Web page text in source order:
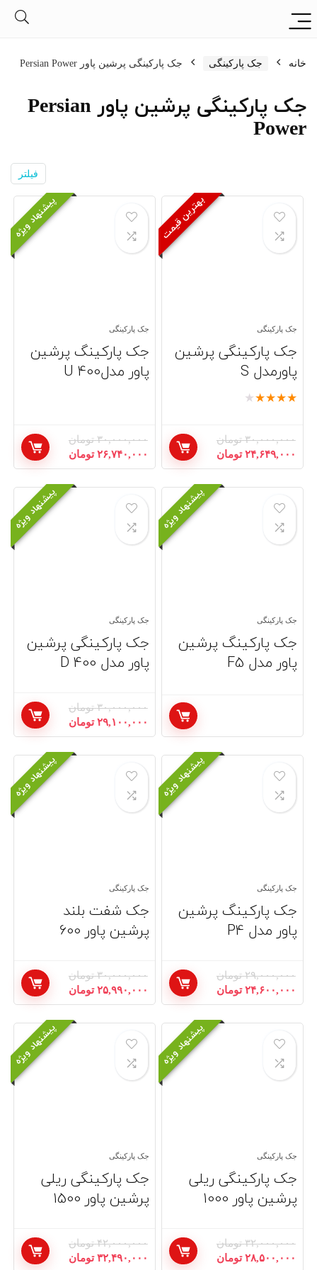
خانه جک پارکینگی جک پارکینگی پرشین پاور Persian Power
جک پارکینگی پرشین پاور Persian
Power
فیلتر
بهترین قیمت
جک پارکینگی
جک پارکینگی پرشین
پاورمدل S
★
★
★
★
★
۳۰,۰۰۰,۰۰۰ تومان
قیمت
اصلی:
۳۰,۰۰۰,۰۰۰ تومان
۲۴,۶۴۹,۰۰۰ تومان قیمت
فعلی:
۲۴,۶۴۹,۰۰۰ تومان.
پیشنهاد ویژه
جک پارکینگی
جک پارکینگ پرشین
پاور مدل400 U
۳۰,۰۰۰,۰۰۰ تومان
قیمت
اصلی:
۳۰,۰۰۰,۰۰۰ تومان
۲۶,۷۴۰,۰۰۰ تومان قیمت
فعلی:
۲۶,۷۴۰,۰۰۰ تومان.
پیشنهاد ویژه
جک پارکینگی
جک پارکینگ پرشین
پاور مدل F5
پیشنهاد ویژه
جک پارکینگی
جک پارکینگی پرشین
پاور مدل 400 D
۳۰,۰۰۰,۰۰۰ تومان
قیمت
اصلی:
۳۰,۰۰۰,۰۰۰ تومان
۲۹,۱۰۰,۰۰۰ تومان قیمت
فعلی:
۲۹,۱۰۰,۰۰۰ تومان.
پیشنهاد ویژه
جک پارکینگی
جک پارکینگ پرشین
پاور مدل P4
۲۹,۰۰۰,۰۰۰ تومان
قیمت
اصلی:
۲۹,۰۰۰,۰۰۰ تومان
۲۴,۶۰۰,۰۰۰ تومان قیمت
فعلی:
۲۴,۶۰۰,۰۰۰ تومان.
پیشنهاد ویژه
جک پارکینگی
جک شفت بلند
پرشین پاور 600
۳۰,۰۰۰,۰۰۰ تومان
قیمت
اصلی:
۳۰,۰۰۰,۰۰۰ تومان
۲۵,۹۹۰,۰۰۰ تومان قیمت
فعلی:
۲۵,۹۹۰,۰۰۰ تومان.
پیشنهاد ویژه
جک پارکینگی
جک پارکینگی ریلی
پرشین پاور 1000
۳۲,۰۰۰,۰۰۰ تومان
قیمت
۲۸,۵۰۰,۰۰۰ تومان قیمت
پیشنهاد ویژه
جک پارکینگی
جک پارکینگی ریلی
پرشین پاور 1500
۴۲,۰۰۰,۰۰۰ تومان
قیمت
۳۲,۴۹۰,۰۰۰ تومان قیمت